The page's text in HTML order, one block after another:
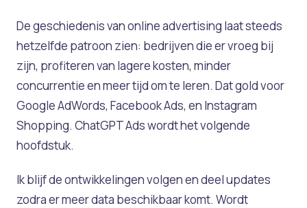
De geschiedenis van online advertising laat steeds
hetzelfde patroon zien: bedrijven die er vroeg bij
zijn, profiteren van lagere kosten, minder
concurrentie en meer tijd om te leren. Dat gold voor
Google AdWords, Facebook Ads, en Instagram
Shopping. ChatGPT Ads wordt het volgende
hoofdstuk.
Ik blijf de ontwikkelingen volgen en deel updates
zodra er meer data beschikbaar komt. Wordt